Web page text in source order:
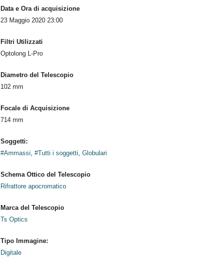
Data e Ora di acquisizione
23 Maggio 2020 23:00
Filtri Utilizzati
Optolong L-Pro
Diametro del Telescopio
102 mm
Focale di Acquisizione
714 mm
Soggetti:
#Ammassi, #Tutti i soggetti, Globulari
Schema Ottico del Telescopio
Rifrattore apocromatico
Marca del Telescopio
Ts Optics
Tipo Immagine:
Digitale